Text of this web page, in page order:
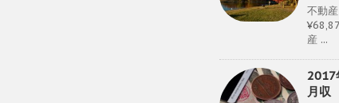
不動
産 ...
2017
月収